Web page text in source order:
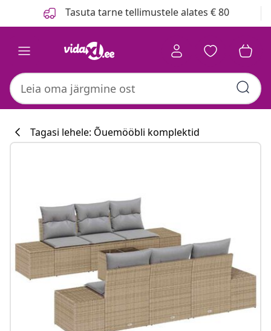
Tasuta tarne tellimustele alates € 80
#sharemevidaxl
Tagasi lehele: Õuemööbli komplektid